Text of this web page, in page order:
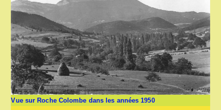
Vue sur Roche Colombe dans les années 1950